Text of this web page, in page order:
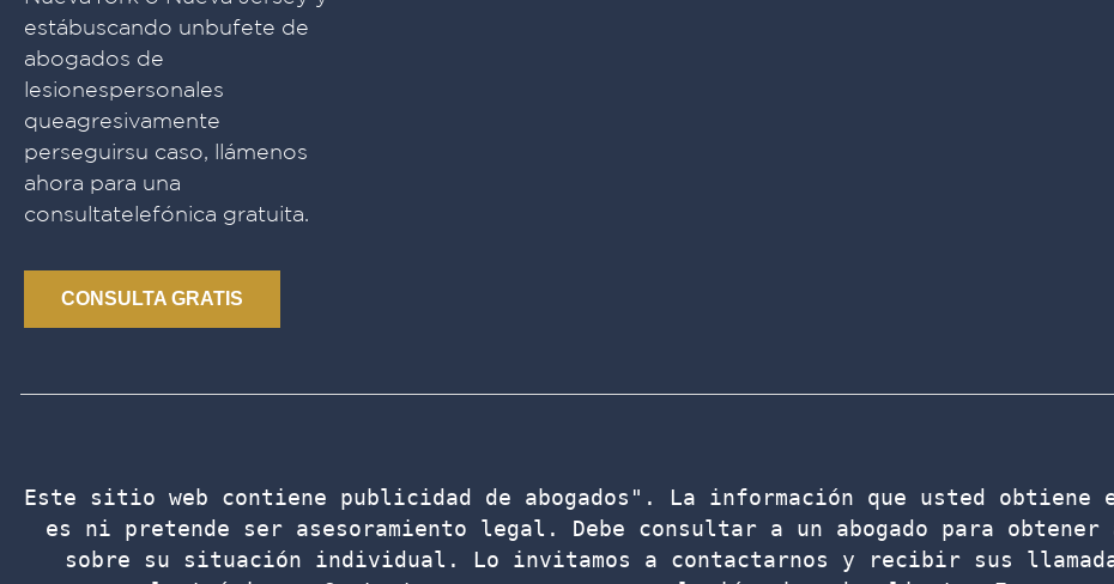
estábuscando unbufete de
abogados de
lesionespersonales
queagresivamente
perseguirsu caso, llámenos
ahora para una
consultatelefónica gratuita.
CONSULTA GRATIS
Este sitio web contiene publicidad de abogados". La información que usted
es ni pretende ser asesoramiento legal. Debe consultar a un abogado para obtener
sobre su situación individual. Lo invitamos a contactarnos y recibir sus